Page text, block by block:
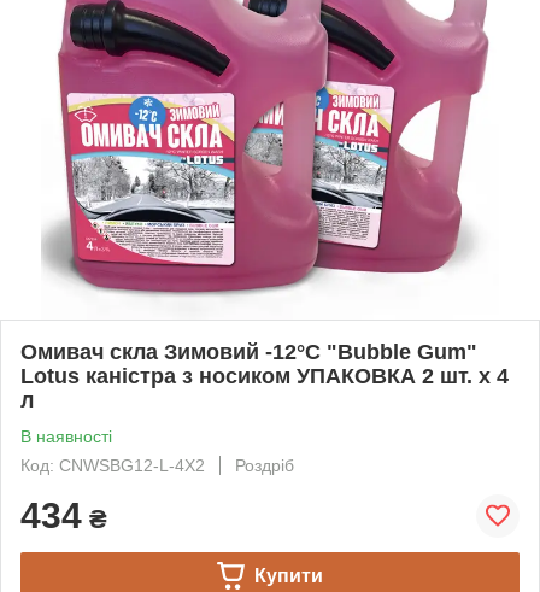
Омивач скла Зимовий -12°C "Bubble Gum"
Lotus каністра з носиком УПАКОВКА 2 шт. x 4
л
В наявності
Код: CNWSBG12-L-4X2
Роздріб
434 ₴
Купити